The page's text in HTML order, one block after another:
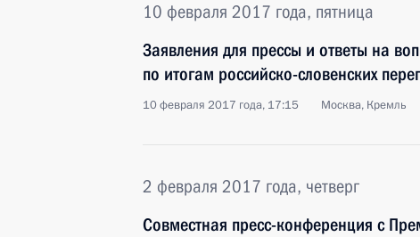
10 февраля 2017 года, пятница
Заявления для прессы и ответы на
по итогам российско-словенских
10 февраля 2017 года, 17:15 Москва, Кремль
2 февраля 2017 года, четверг
Совместная пресс-конференция с